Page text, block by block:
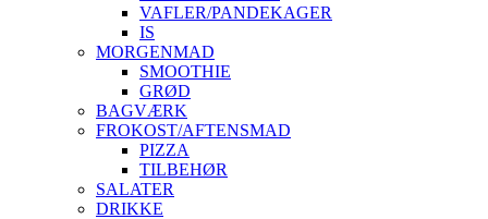
VAFLER/PANDEKAGER
IS
MORGENMAD
SMOOTHIE
GRØD
BAGVÆRK
FROKOST/AFTENSMAD
PIZZA
TILBEHØR
SALATER
DRIKKE